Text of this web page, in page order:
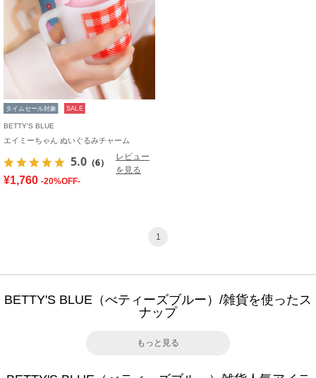
タイムセール対象 SALE
BETTY'S BLUE
エイミーちゃん ぬいぐるみチャーム
5.0 （6）
レビュー
を見る
¥1,760 -20%OFF-
1
BETTY'S BLUE（べティーズブルー）/雑貨を使ったス
ナップ
もっと見る